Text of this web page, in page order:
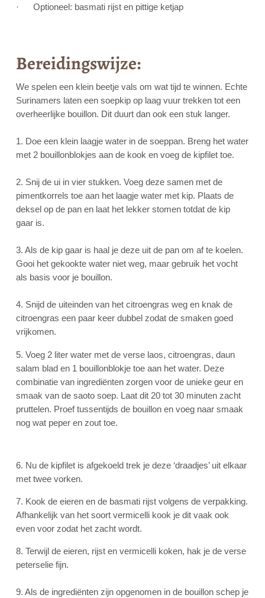
· Optioneel: basmati rijst en pittige ketjap
Bereidingswijze:
We spelen een klein beetje vals om wat tijd te winnen. Echte
Surinamers laten een soepkip op laag vuur trekken tot een
overheerlijke bouillon. Dit duurt dan ook een stuk langer.
1. Doe een klein laagje water in de soeppan. Breng het water
met 2 bouillonblokjes aan de kook en voeg de kipfilet toe.
2. Snij de ui in vier stukken. Voeg deze samen met de
pimentkorrels toe aan het laagje water met kip. Plaats de
deksel op de pan en laat het lekker stomen totdat de kip
gaar is.
3. Als de kip gaar is haal je deze uit de pan om af te koelen.
Gooi het gekookte water niet weg, maar gebruik het vocht
als basis voor je bouillon.
4. Snijd de uiteinden van het citroengras weg en knak de
citroengras een paar keer dubbel zodat de smaken goed
vrijkomen.
5. Voeg 2 liter water met de verse laos, citroengras, daun
salam blad en 1 bouillonblokje toe aan het water. Deze
combinatie van ingrediënten zorgen voor de unieke geur en
smaak van de saoto soep. Laat dit 20 tot 30 minuten zacht
pruttelen. Proef tussentijds de bouillon en voeg naar smaak
nog wat peper en zout toe.
6. Nu de kipfilet is afgekoeld trek je deze ‘draadjes’ uit elkaar
met twee vorken.
7. Kook de eieren en de basmati rijst volgens de verpakking.
Afhankelijk van het soort vermicelli kook je dit vaak ook
even voor zodat het zacht wordt.
8. Terwijl de eieren, rijst en vermicelli koken, hak je de verse
peterselie fijn.
9. Als de ingrediënten zijn opgenomen in de bouillon schep je